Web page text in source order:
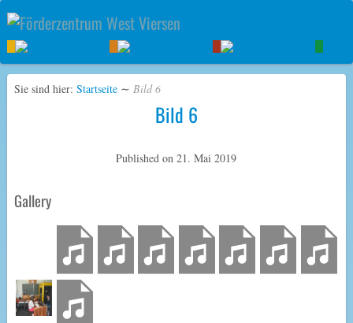
Sie sind hier: Startseite ∼ Bild 6
Bild 6
Published on21. Mai 2019
Gallery